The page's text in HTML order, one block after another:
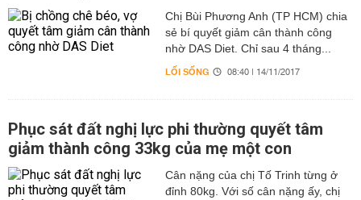
Chị Bùi Phương Anh (TP HCM) chia
sẻ bí quyết giảm cân thành công
nhờ DAS Diet. Chỉ sau 4 tháng...
LỐI SỐNG 08:40 | 14/11/2017
Phục sát đất nghị lực phi thường quyết tâm
giảm thành công 33kg của mẹ một con
Cân nặng của chị Tố Trinh từng ở
đỉnh 80kg. Với số cân nặng ấy, chị